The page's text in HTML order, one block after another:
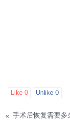
Like 0 Unlike 0
« 手术后恢复需要多